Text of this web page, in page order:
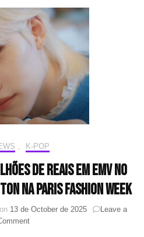
estreia
como
modelo
Jackson
lança
música
inédita
K-POP
de reais em EMV no
na Paris Fashion Week
13 de October de 2025
Leave a
on